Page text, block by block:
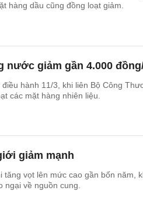
hàng dầu cũng đồng loạt giảm.
nước giảm gần 4.000
hành 11/3, khi liên Bộ Công
các mặt hàng nhiên liệu.
giảm mạnh
tăng vọt lên mức cao gần bốn năm,
về nguồn cung.